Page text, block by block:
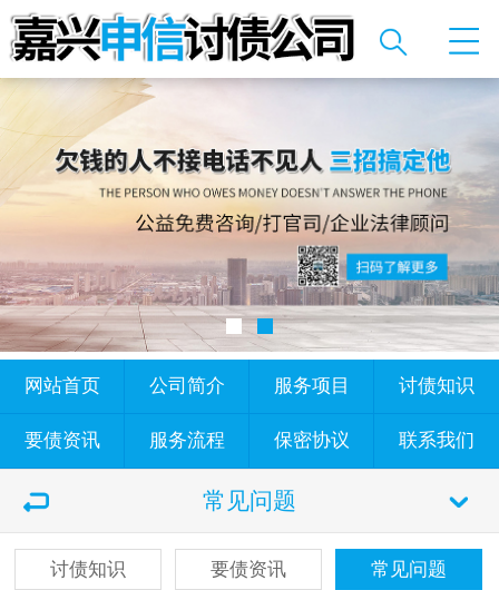
网站首页 公司简介 服务项目 讨债知识
要债资讯 服务流程 保密协议 联系我们
常见问题
讨债知识 要债资讯 常见问题